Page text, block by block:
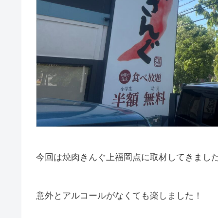
今回は焼肉きんぐ上福岡点に取材してきまし
意外とアルコールがなくても楽しました！